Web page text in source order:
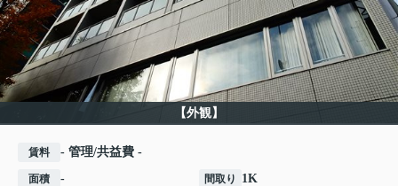
【外観】
賃料 - 管理/共益費 -
面積 - 間取り 1K